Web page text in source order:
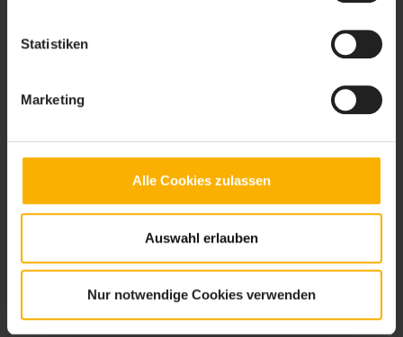
Statistiken
Marketing
Alle Cookies zulassen
Auswahl erlauben
Nur notwendige Cookies verwenden
Big Ben ist in London die beliebteste
Sehenswürdigkeit